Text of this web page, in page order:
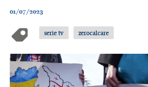
01/07/2023
serie tv zerocalcare